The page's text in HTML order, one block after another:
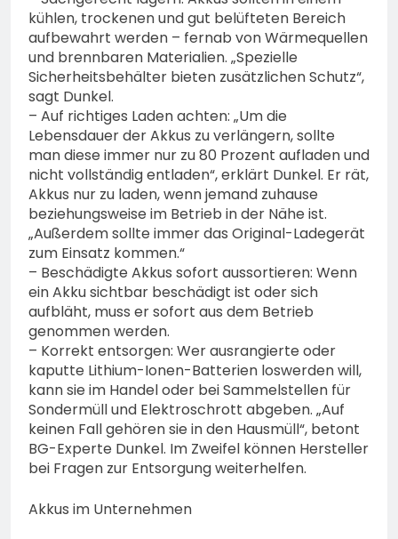
kühlen, trockenen und gut belüfteten Bereich
aufbewahrt werden – fernab von Wärmequellen
und brennbaren Materialien. „Spezielle
Sicherheitsbehälter bieten zusätzlichen Schutz“,
sagt Dunkel.
– Auf richtiges Laden achten: „Um die
Lebensdauer der Akkus zu verlängern, sollte
man diese immer nur zu 80 Prozent aufladen und
nicht vollständig entladen“, erklärt Dunkel. Er rät,
Akkus nur zu laden, wenn jemand zuhause
beziehungsweise im Betrieb in der Nähe ist.
„Außerdem sollte immer das Original-Ladegerät
zum Einsatz kommen.“
– Beschädigte Akkus sofort aussortieren: Wenn
ein Akku sichtbar beschädigt ist oder sich
aufbläht, muss er sofort aus dem Betrieb
genommen werden.
– Korrekt entsorgen: Wer ausrangierte oder
kaputte Lithium-Ionen-Batterien loswerden will,
kann sie im Handel oder bei Sammelstellen für
Sondermüll und Elektroschrott abgeben. „Auf
keinen Fall gehören sie in den Hausmüll“, betont
BG-Experte Dunkel. Im Zweifel können Hersteller
bei Fragen zur Entsorgung weiterhelfen.
Akkus im Unternehmen